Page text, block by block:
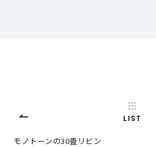
モノトーンの30畳リビン
LIST